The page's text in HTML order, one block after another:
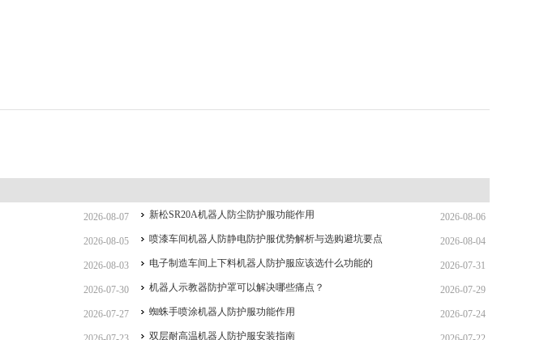
2026-08-07 2026-08-06
新松SR20A机器人防尘防护服功能作用
2026-08-05 2026-08-04
喷漆车间机器人防静电防护服优势解析与选购避坑要点
2026-08-03 2026-07-31
电子制造车间上下料机器人防护服应该选什么功能的
2026-07-30 2026-07-29
机器人示教器防护罩可以解决哪些痛点？
2026-07-27 2026-07-24
蜘蛛手喷涂机器人防护服功能作用
双层耐高温机器人防护服安装指南